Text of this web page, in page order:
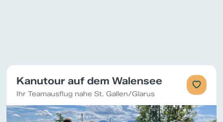
Kanutour auf dem Walensee
Ihr Teamausflug nahe St. Gallen/Glarus